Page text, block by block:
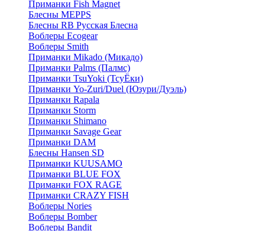
Приманки Fish Magnet
Блесны MEPPS
Блесны RB Русская Блесна
Воблеры Ecogear
Воблеры Smith
Приманки Mikado (Микадо)
Приманки Palms (Палмс)
Приманки TsuYoki (ТсуЁки)
Приманки Yo-Zuri/Duel (Юзури/Дуэль)
Приманки Rapala
Приманки Storm
Приманки Shimano
Приманки Savage Gear
Приманки DAM
Блесны Hansen SD
Приманки KUUSAMO
Приманки BLUE FOX
Приманки FOX RAGE
Приманки CRAZY FISH
Воблеры Nories
Воблеры Bomber
Воблеры Bandit